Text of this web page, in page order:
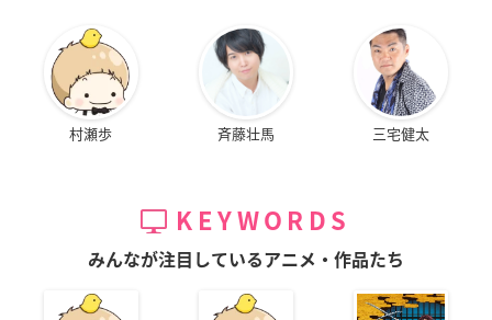
村瀬歩 斉藤壮馬 三宅健太
KEYWORDS
みんなが注目しているアニメ・作品たち